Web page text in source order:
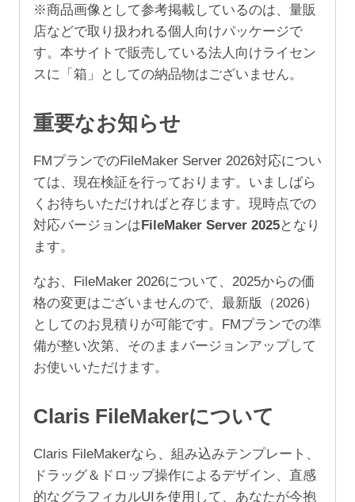
イ
セ
ン
追
加
4
年
（ア
カ
デ
ッ
ク/NPO
250-
499
ユ
ザ）
※商品画像として参考掲載しているのは、量販
店などで取り扱われる個人向けパッケージで
す。本サイトで販売している法人向けライセン
スに「箱」としての納品物はございません。
重要なお知らせ
FMプランでのFileMaker Server 2026対応につい
ては、現在検証を行っております。いましばら
くお待ちいただければと存じます。現時点での
対応バージョンは FileMaker Server 2025となり
ます。
なお、FileMaker 2026について、2025からの価
格の変更はございませんので、最新版（2026）
としてのお見積りが可能です。FMプランでの準
備が整い次第、そのままバージョンアップして
お使いいただけます。
Claris FileMakerについて
Claris FileMakerなら、組み込みテンプレート、
ドラッグ＆ドロップ操作によるデザイン、直感
的なグラフィカルUIを使用して、あなたが今抱